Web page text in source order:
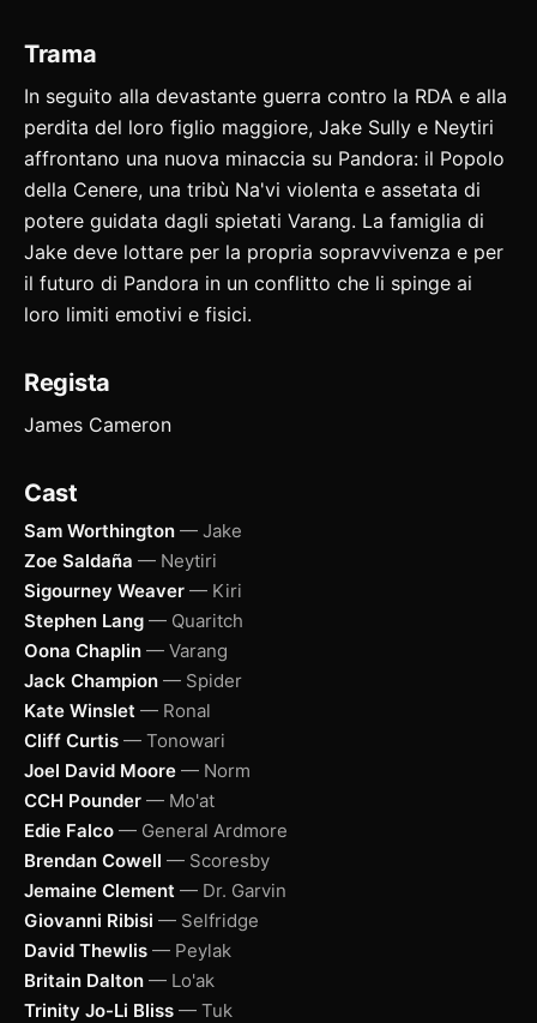
Trama
In seguito alla devastante guerra contro la RDA e alla
perdita del loro figlio maggiore, Jake Sully e Neytiri
affrontano una nuova minaccia su Pandora: il Popolo
della Cenere, una tribù Na'vi violenta e assetata di
potere guidata dagli spietati Varang. La famiglia di
Jake deve lottare per la propria sopravvivenza e per
il futuro di Pandora in un conflitto che li spinge ai
loro limiti emotivi e fisici.
Regista
James Cameron
Cast
Sam Worthington — Jake
Zoe Saldaña — Neytiri
Sigourney Weaver — Kiri
Stephen Lang — Quaritch
Oona Chaplin — Varang
Jack Champion — Spider
Kate Winslet — Ronal
Cliff Curtis — Tonowari
Joel David Moore — Norm
CCH Pounder — Mo'at
Edie Falco — General Ardmore
Brendan Cowell — Scoresby
Jemaine Clement — Dr. Garvin
Giovanni Ribisi — Selfridge
David Thewlis — Peylak
Britain Dalton — Lo'ak
Trinity Jo-Li Bliss — Tuk